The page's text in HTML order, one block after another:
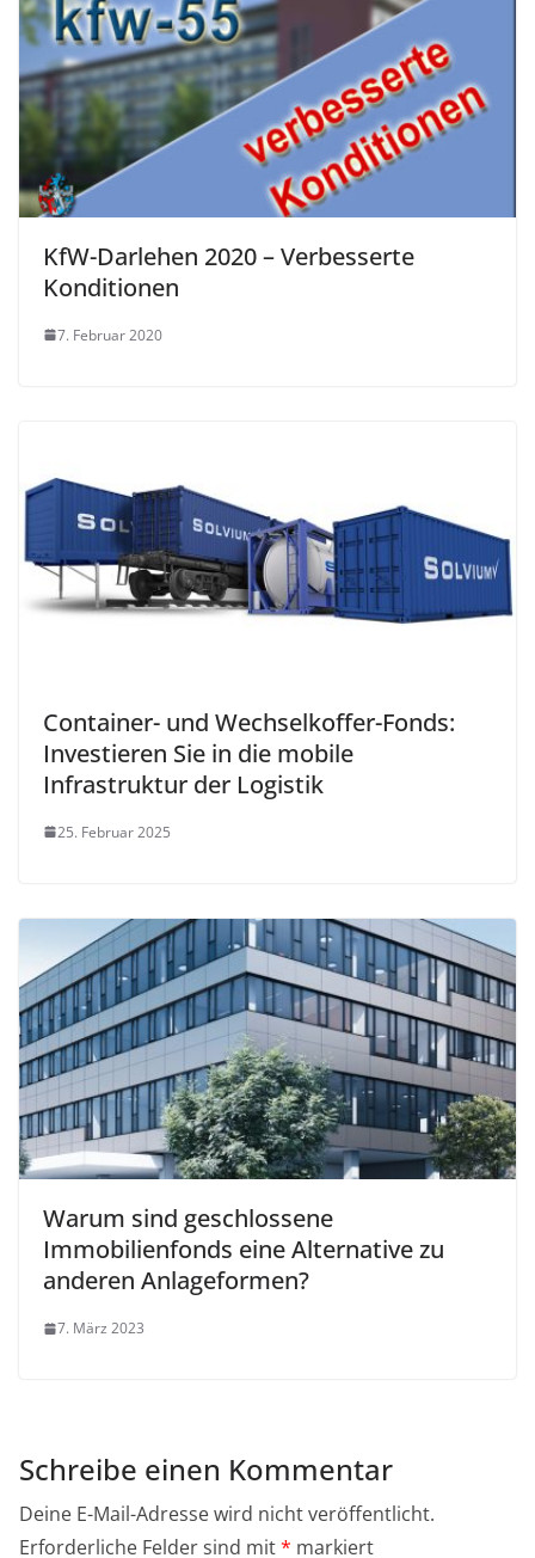
KfW-Darlehen 2020 – Verbesserte
Konditionen
7. Februar 2020
Container- und Wechselkoffer-Fonds:
Investieren Sie in die mobile
Infrastruktur der Logistik
25. Februar 2025
Warum sind geschlossene
Immobilienfonds eine Alternative zu
anderen Anlageformen?
7. März 2023
Schreibe einen Kommentar
Deine E-Mail-Adresse wird nicht veröffentlicht.
Erforderliche Felder sind mit* markiert